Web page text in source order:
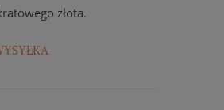
złota.